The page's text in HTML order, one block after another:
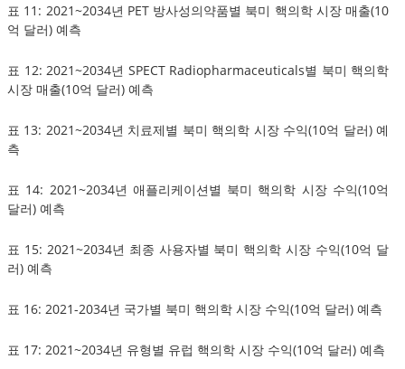
표 11: 2021~2034년 PET 방사성의약품별 북미 핵의학 시장 매출(10
억 달러) 예측
표 12: 2021~2034년 SPECT Radiopharmaceuticals별 북미 핵의학
시장 매출(10억 달러) 예측
표 13: 2021~2034년 치료제별 북미 핵의학 시장 수익(10억 달러) 예
측
표 14: 2021~2034년 애플리케이션별 북미 핵의학 시장 수익(10억
달러) 예측
표 15: 2021~2034년 최종 사용자별 북미 핵의학 시장 수익(10억 달
러) 예측
표 16: 2021-2034년 국가별 북미 핵의학 시장 수익(10억 달러) 예측
표 17: 2021~2034년 유형별 유럽 핵의학 시장 수익(10억 달러) 예측